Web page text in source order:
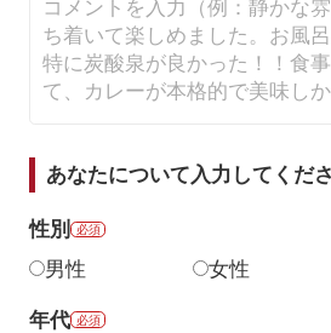
あなたについて入力してくだ
性別 必須
男性 女性
年代 必須